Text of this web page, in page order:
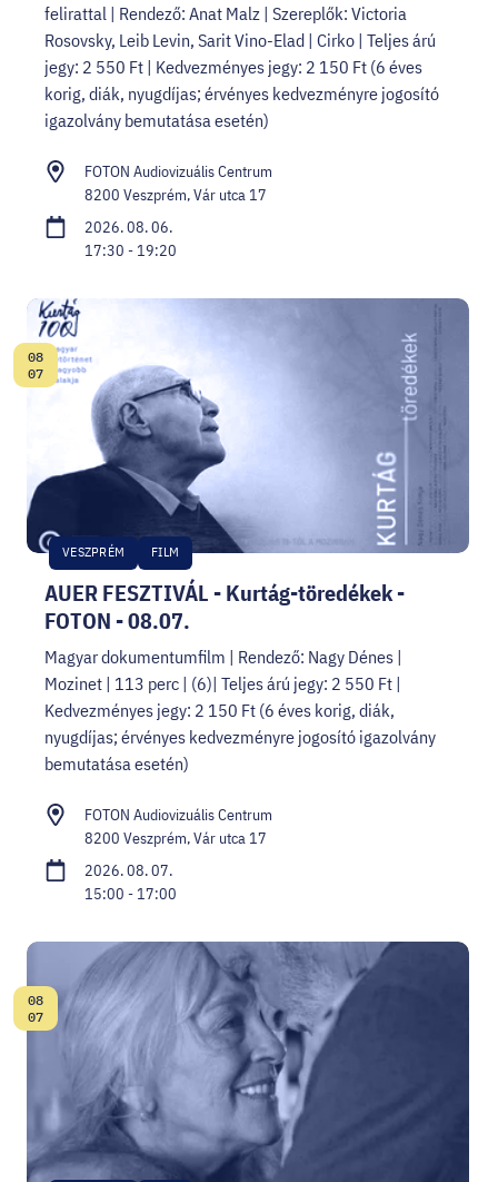
felirattal | Rendező: Anat Malz | Szereplők: Victoria
Rosovsky, Leib Levin, Sarit Vino-Elad | Cirko | Teljes árú
jegy: 2 550 Ft | Kedvezményes jegy: 2 150 Ft (6 éves
korig, diák, nyugdíjas; érvényes kedvezményre jogosító
igazolvány bemutatása esetén)
FOTON Audiovizuális Centrum
8200 Veszprém, Vár utca 17
2026. 08. 06.
17:30 - 19:20
AUER FESZTIVÁL - Kurtág-töredékek -
FOTON - 08.07.
VESZPRÉM FILM
Dátum:
08
07
Magyar dokumentumfilm | Rendező: Nagy Dénes |
Mozinet | 113 perc | (6)| Teljes árú jegy: 2 550 Ft |
Kedvezményes jegy: 2 150 Ft (6 éves korig, diák,
nyugdíjas; érvényes kedvezményre jogosító igazolvány
bemutatása esetén)
FOTON Audiovizuális Centrum
8200 Veszprém, Vár utca 17
2026. 08. 07.
15:00 - 17:00
Dátum:
08
07